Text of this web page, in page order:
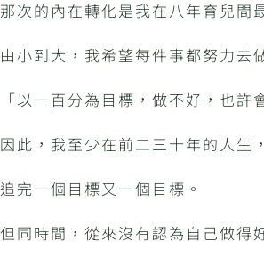
那次的內在轉化是我在八年育兒間
由小到大，我希望每件事都努力去
「以一百分為目標，做不好，也許
因此，我至少在前二三十年的人生，
追完一個目標又一個目標。
但同時間，從來沒有認為自己做得